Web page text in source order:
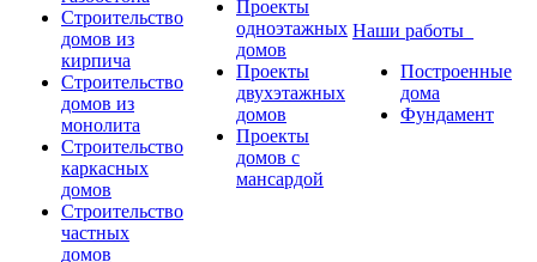
Строительство
домов из
кирпича
Строительство
домов из
монолита
Строительство
каркасных
домов
Строительство
частных
домов
Проекты
одноэтажных
домов
Проекты
двухэтажных
домов
Проекты
домов с
мансардой
Наши работы
Построенные
дома
Фундамент